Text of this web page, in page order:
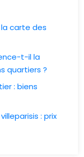
la carte des
t-il la
quartiers ?
: biens
: prix